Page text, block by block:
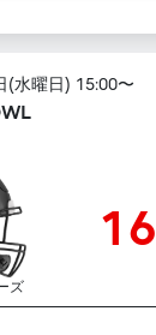
(水曜日) 15:00〜
ズ
16